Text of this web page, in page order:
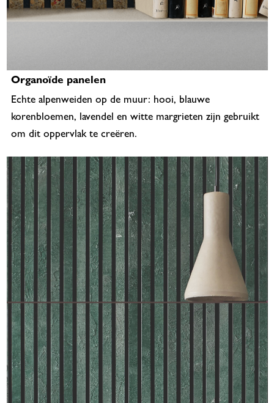
Organoïde panelen
Echte alpenweiden op de muur: hooi, blauwe
korenbloemen, lavendel en witte margrieten zijn gebruikt
om dit oppervlak te creëren.